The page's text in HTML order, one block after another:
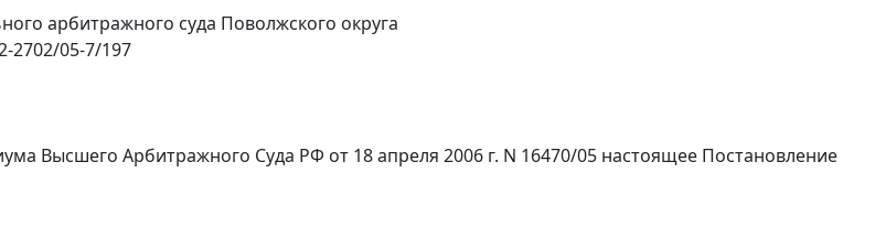
арбитражного суда Поволжского округа
2702/05-7/197
Высшего Арбитражного Суда РФ от 18 апреля 2006 г. N 16470/05 настоящее Постановление